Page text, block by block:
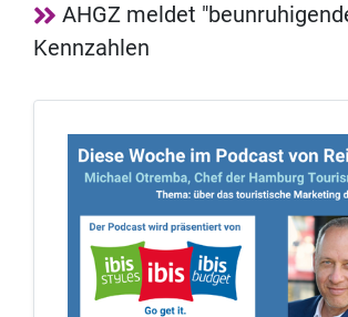
AHGZ meldet
Kennzahlen